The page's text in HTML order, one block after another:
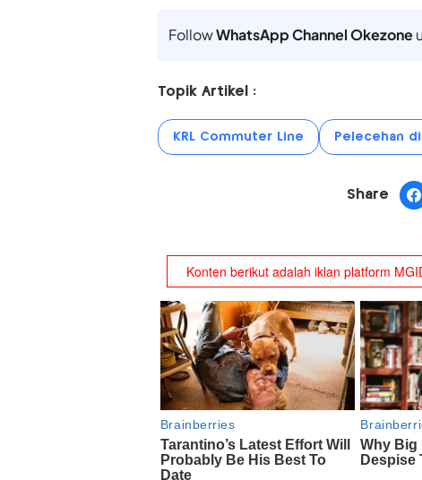
FollowWhatsApp Channel Okezone
Topik Artikel :
KRL Commuter Line Pelecehan di
Share